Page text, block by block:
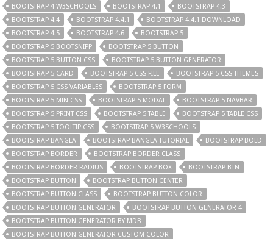
BOOTSTRAP 4 W3SCHOOLS
BOOTSTRAP 4.1
BOOTSTRAP 4.3
BOOTSTRAP 4.4
BOOTSTRAP 4.4.1
BOOTSTRAP 4.4.1 DOWNLOAD
BOOTSTRAP 4.5
BOOTSTRAP 4.6
BOOTSTRAP 5
BOOTSTRAP 5 BOOTSNIPP
BOOTSTRAP 5 BUTTON
BOOTSTRAP 5 BUTTON CSS
BOOTSTRAP 5 BUTTON GENERATOR
BOOTSTRAP 5 CARD
BOOTSTRAP 5 CSS FILE
BOOTSTRAP 5 CSS THEMES
BOOTSTRAP 5 CSS VARIABLES
BOOTSTRAP 5 FORM
BOOTSTRAP 5 MIN CSS
BOOTSTRAP 5 MODAL
BOOTSTRAP 5 NAVBAR
BOOTSTRAP 5 PRINT CSS
BOOTSTRAP 5 TABLE
BOOTSTRAP 5 TABLE CSS
BOOTSTRAP 5 TOOLTIP CSS
BOOTSTRAP 5 W3SCHOOLS
BOOTSTRAP BANGLA
BOOTSTRAP BANGLA TUTORIAL
BOOTSTRAP BOLD
BOOTSTRAP BORDER
BOOTSTRAP BORDER CLASS
BOOTSTRAP BORDER RADIUS
BOOTSTRAP BOX
BOOTSTRAP BTN
BOOTSTRAP BUTTON
BOOTSTRAP BUTTON CENTER
BOOTSTRAP BUTTON CLASS
BOOTSTRAP BUTTON COLOR
BOOTSTRAP BUTTON GENERATOR
BOOTSTRAP BUTTON GENERATOR 4
BOOTSTRAP BUTTON GENERATOR BY MDB
BOOTSTRAP BUTTON GENERATOR CUSTOM COLOR